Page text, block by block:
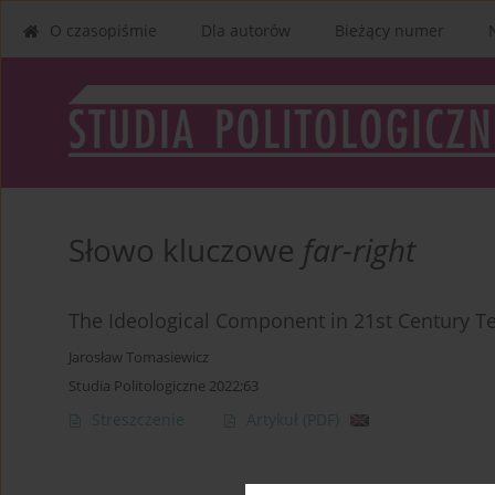
O czasopiśmie Dla autorów Bieżący numer
Słowo kluczowe far-right
The Ideological Component in 21st Century
Jarosław Tomasiewicz
Studia Politologiczne 2022;63
Streszczenie Artykuł (PDF)